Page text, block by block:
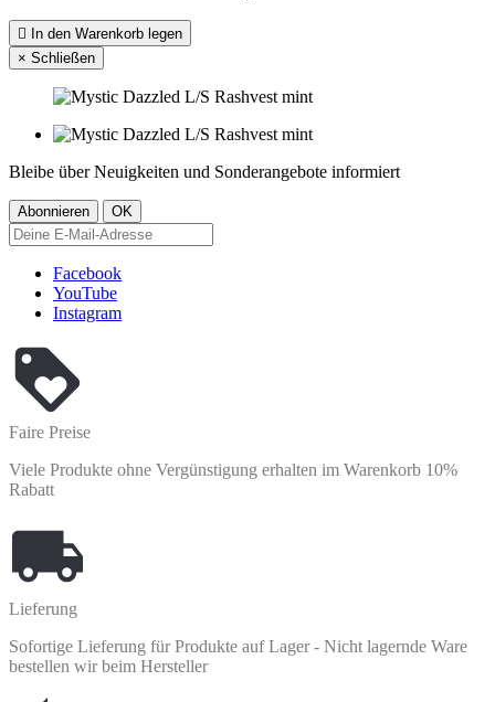

In den Warenkorb legen
× Schließen
Bleibe über Neuigkeiten und Sonderangebote informiert
Facebook
YouTube
Instagram
Faire Preise
Viele Produkte ohne Vergünstigung erhalten im Warenkorb 10%
Rabatt
Lieferung
Sofortige Lieferung für Produkte auf Lager - Nicht lagernde Ware
bestellen wir beim Hersteller